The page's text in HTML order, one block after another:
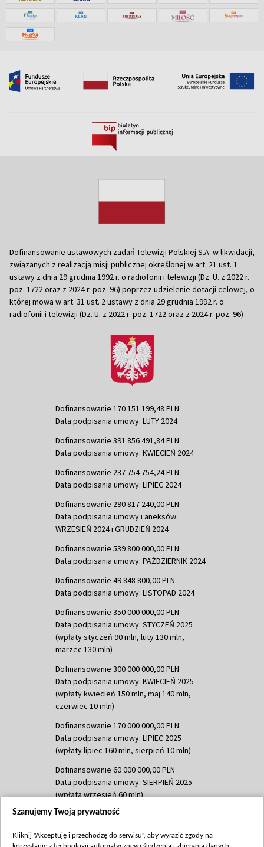
Dofinansowanie ustawowych zadań Telewizji Polskiej S.A. w likwidacji,
związanych z realizacją misji publicznej określonej w art. 21 ust. 1
ustawy z dnia 29 grudnia 1992 r. o radiofonii i telewizji (Dz. U. z 2022 r.
poz. 1722 oraz z 2024 r. poz. 96) poprzez udzielenie dotacji celowej, o
której mowa w art. 31 ust. 2 ustawy z dnia 29 grudnia 1992 r. o
radiofonii i telewizji (Dz. U. z 2022 r. poz. 1722 oraz z 2024 r. poz. 96)
Dofinansowanie 170 151 199,48 PLN
Data podpisania umowy: LUTY 2024
Dofinansowanie 391 856 491,84 PLN
Data podpisania umowy: KWIECIEŃ 2024
Dofinansowanie 237 754 754,24 PLN
Data podpisania umowy: LIPIEC 2024
Dofinansowanie 290 817 240,00 PLN
Data podpisania umowy i aneksów:
WRZESIEŃ 2024 i GRUDZIEŃ 2024
Dofinansowanie 539 800 000,00 PLN
Data podpisania umowy: PAŹDZIERNIK 2024
Dofinansowanie 49 848 800,00 PLN
Data podpisania umowy: LISTOPAD 2024
Dofinansowanie 350 000 000,00 PLN
Data podpisania umowy: STYCZEŃ 2025
(wpłaty styczeń 90 mln, luty 130 mln,
marzec 130 mln)
Dofinansowanie 300 000 000,00 PLN
Data podpisania umowy: KWIECIEŃ 2025
(wpłaty kwiecień 150 mln, maj 140 mln,
czerwiec 10 mln)
Dofinansowanie 170 000 000,00 PLN
Data podpisania umowy: LIPIEC 2025
(wpłaty lipiec 160 mln, sierpień 10 mln)
Dofinansowanie 60 000 000,00 PLN
Data podpisania umowy: SIERPIEŃ 2025
(wpłata wrzesień 60 mln)
Dofinansowanie 635 783 051,21 PLN
(wpłata wrzesień 100 mln, październik 350
Szanujemy Twoją prywatność
Kliknij "Akceptuję i przechodzę do serwisu", aby wyrazić zgody na